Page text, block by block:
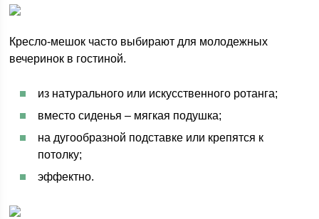
Кресло-мешок часто выбирают для молодежных
вечеринок в гостиной.
из натурального или искусственного ротанга;
вместо сиденья – мягкая подушка;
на дугообразной подставке или крепятся к
потолку;
эффектно.